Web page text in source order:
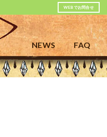
WEBでお問合せ
NEWS FAQ